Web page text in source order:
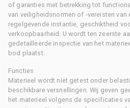
of garanties met betrekking tot
van veiligheidsnormen of -vereisten
regelgevende instantie, geschiktheid
verkoopbaarheid. U wordt ten zeerste
gedetailleerde inspectie van het
bod plaatst.
Functies
Materieel wordt niet getest onder
beschikbare versnellingen. Wij geven
het materieel volgens de specificaties